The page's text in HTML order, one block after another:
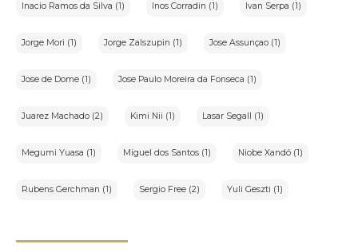
Inacio Ramos da Silva (1) Inos Corradin (1) Ivan Serpa (1)
Jorge Mori (1) Jorge Zalszupin (1) Jose Assunçao (1)
Jose de Dome (1) Jose Paulo Moreira da Fonseca (1)
Juarez Machado (2) Kimi Nii (1) Lasar Segall (1)
Megumi Yuasa (1) Miguel dos Santos (1) Niobe Xandó (1)
Rubens Gerchman (1) Sergio Free (2) Yuli Geszti (1)